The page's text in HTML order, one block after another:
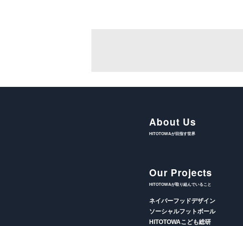
About Us
HITOTOWAが目指す世界
Our Projects
HITOTOWAが取り組んでいること
ネイバーフッドデザイン
ソーシャルフットボール
HITOTOWAこども総研